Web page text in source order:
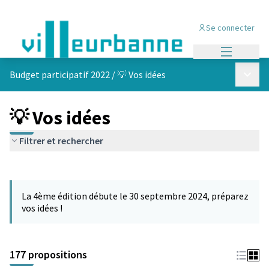
Se connecter
Budget participatif 2022 /💡 Vos idées
💡 Vos idées
Filtrer et rechercher
−
La 4ème édition débute le 30 septembre 2024, préparez
vos idées !
177 propositions